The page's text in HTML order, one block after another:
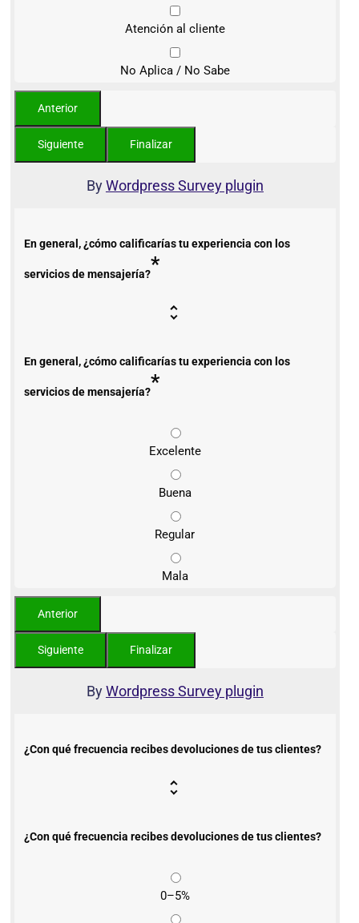
Atención al cliente
No Aplica / No Sabe
ByWordpress Survey plugin
En general, ¿cómo calificarías tu experiencia con los
servicios de mensajería?*
En general, ¿cómo calificarías tu experiencia con los
servicios de mensajería?*
Excelente
Buena
Regular
Mala
ByWordpress Survey plugin
¿Con qué frecuencia recibes devoluciones de tus clientes?
¿Con qué frecuencia recibes devoluciones de tus clientes?
0–5%